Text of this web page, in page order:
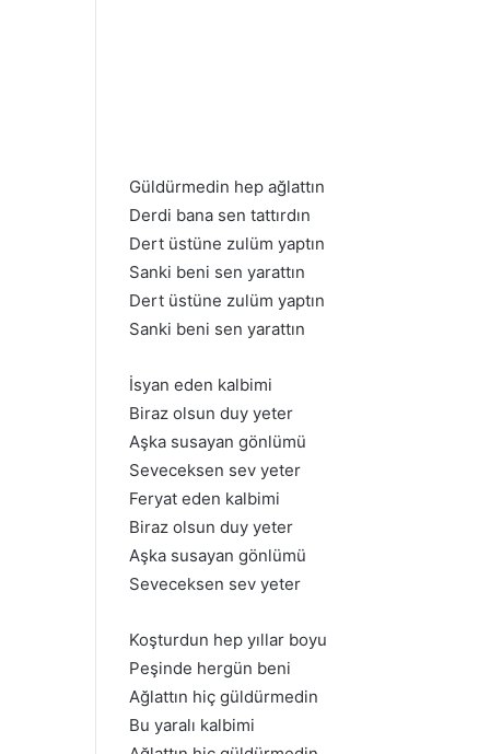
Güldürmedin hep ağlattın
Derdi bana sen tattırdın
Dert üstüne zulüm yaptın
Sanki beni sen yarattın
Dert üstüne zulüm yaptın
Sanki beni sen yarattın
İsyan eden kalbimi
Biraz olsun duy yeter
Aşka susayan gönlümü
Seveceksen sev yeter
Feryat eden kalbimi
Biraz olsun duy yeter
Aşka susayan gönlümü
Seveceksen sev yeter
Koşturdun hep yıllar boyu
Peşinde hergün beni
Ağlattın hiç güldürmedin
Bu yaralı kalbimi